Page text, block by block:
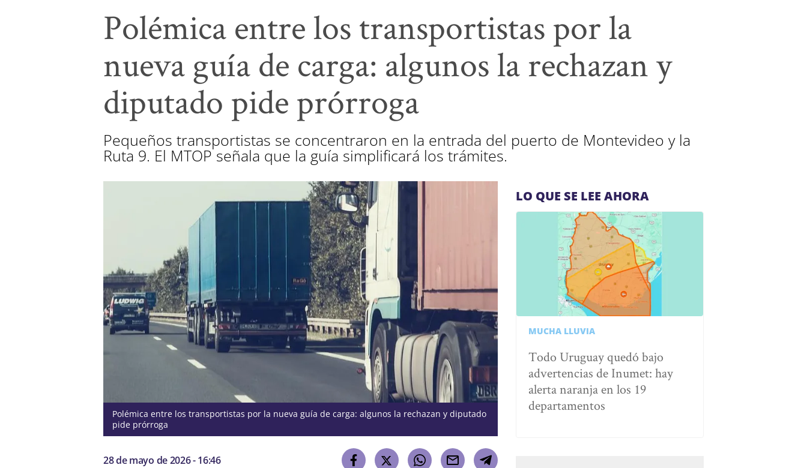
Polémica entre los transportistas por la
nueva guía de carga: algunos la rechazan y
diputado pide prórroga
Pequeños transportistas se concentraron en la entrada del puerto de Montevideo y la
Ruta 9. El MTOP señala que la guía simplificará los trámites.
Polémica entre los transportistas por la nueva guía de carga: algunos la rechazan y diputado
pide prórroga
28 de mayo de 2026 - 16:46
LO QUE SE LEE AHORA
MUCHA LLUVIA
Todo Uruguay quedó bajo
advertencias de Inumet: hay
alerta naranja en los 19
departamentos